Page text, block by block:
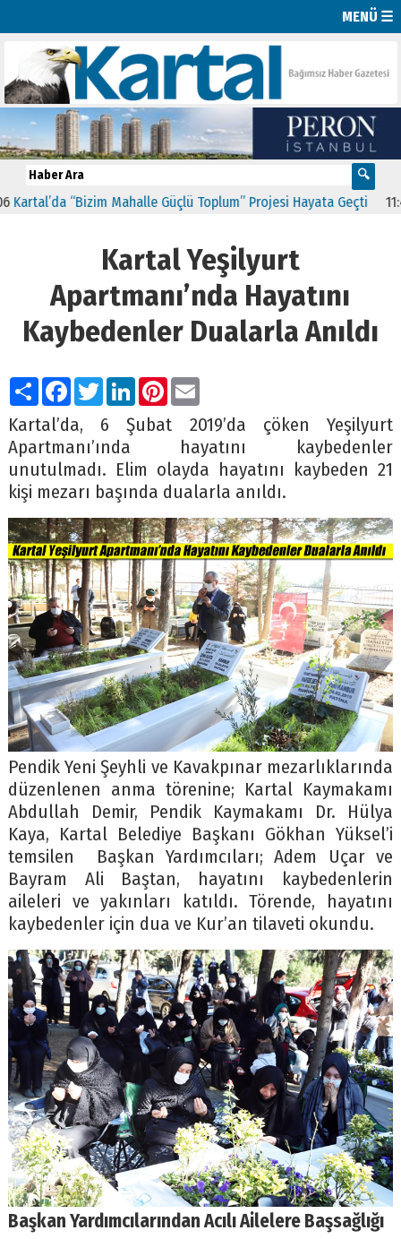
MENÜ ☰
“Bizim Mahalle Güçlü Toplum” Projesi Hayata Geçti 11:41
Kartal Yeşilyurt
Apartmanı’nda Hayatını
Kaybedenler Dualarla Anıldı
PaylaşFacebook
TwitterLinkedIn
Pinterest
Email
Kartal’da, 6 Şubat 2019’da çöken Yeşilyurt
Apartmanı’ında hayatını kaybedenler
unutulmadı. Elim olayda hayatını kaybeden 21
kişi mezarı başında dualarla anıldı.
Pendik Yeni Şeyhli ve Kavakpınar mezarlıklarında
düzenlenen anma törenine; Kartal Kaymakamı
Abdullah Demir, Pendik Kaymakamı Dr. Hülya
Kaya, Kartal Belediye Başkanı Gökhan Yüksel’i
temsilen Başkan Yardımcıları; Adem Uçar ve
Bayram Ali Baştan, hayatını kaybedenlerin
aileleri ve yakınları katıldı. Törende, hayatını
kaybedenler için dua ve Kur’an tilaveti okundu.
Başkan Yardımcılarından Acılı Ailelere Başsağlığı